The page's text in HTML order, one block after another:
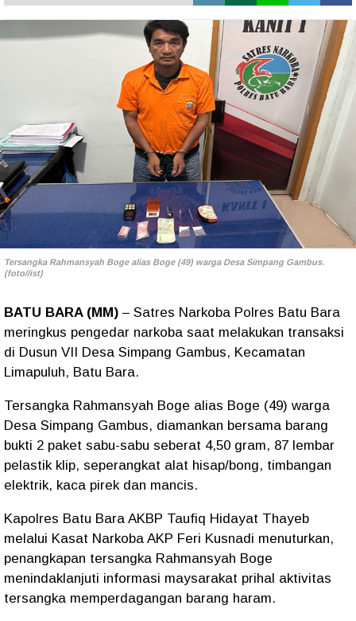
Tersangka Rahmansyah Boge alias Boge (49) warga Desa Simpang Gambus.
(foto//ist)
BATU BARA (MM) – Satres Narkoba Polres Batu Bara
meringkus pengedar narkoba saat melakukan transaksi
di Dusun VII Desa Simpang Gambus, Kecamatan
Limapuluh, Batu Bara.
Tersangka Rahmansyah Boge alias Boge (49) warga
Desa Simpang Gambus, diamankan bersama barang
bukti 2 paket sabu-sabu seberat 4,50 gram, 87 lembar
pelastik klip, seperangkat alat hisap/bong, timbangan
elektrik, kaca pirek dan mancis.
Kapolres Batu Bara AKBP Taufiq Hidayat Thayeb
melalui Kasat Narkoba AKP Feri Kusnadi menuturkan,
penangkapan tersangka Rahmansyah Boge
menindaklanjuti informasi maysarakat prihal aktivitas
tersangka memperdagangan barang haram.